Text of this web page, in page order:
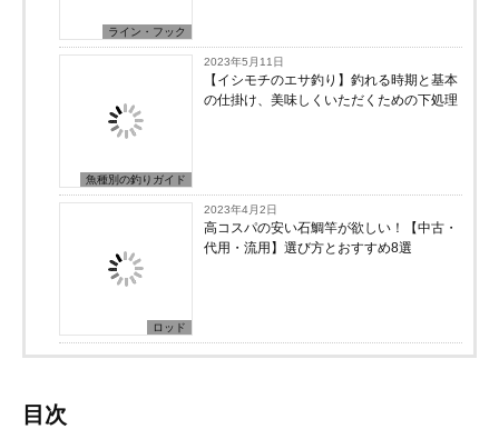
ライン・フック
魚種別の釣りガイド
2023年5月11日
【イシモチのエサ釣り】釣れる時期と基本
の仕掛け、美味しくいただくための下処理
ロッド
2023年4月2日
高コスパの安い石鯛竿が欲しい！【中古・
代用・流用】選び方とおすすめ8選
目次